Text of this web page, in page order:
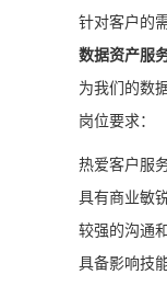
针对客户的
数据资产服
为我们的数
岗位要求：
热爱客户服
具有商业敏
较强的沟通
具备影响技